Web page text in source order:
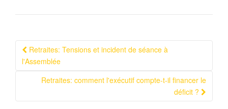
Navigation Article
Retraites: Tensions et incident de séance à
l'Assemblée
Retraites: comment l'exécutif compte-t-il financer le
déficit ?